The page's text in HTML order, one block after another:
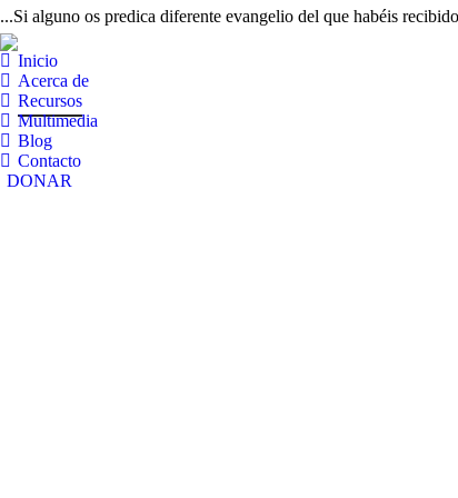
...Si alguno os predica diferente evangelio del que habéis
Inicio
Acerca de
Recursos
Multimedia
Blog
Contacto
DONAR